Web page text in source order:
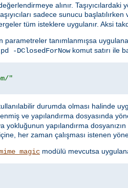
alınır.
sadece sunucu
tüm isteklere uygulanır. Aksi
parametreler tanımlanmışsa
-DClosedForNowkomut satırı ile
"
durumda olması halinde
ve yapılandırma dosyasında
yapılandırma
her zaman çalışması istenen
modülü mevcutsa